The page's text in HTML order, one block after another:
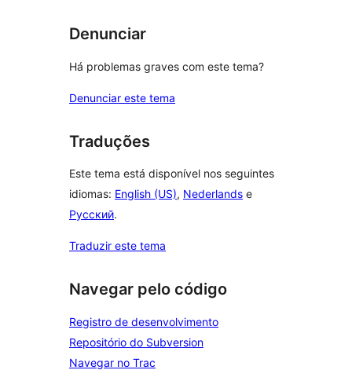
Denunciar
Há problemas graves com este tema?
Denunciar este tema
Traduções
Este tema está disponível nos seguintes
idiomas: English (US), Nederlands e
Русский.
Traduzir este tema
Navegar pelo código
Registro de desenvolvimento
Repositório do Subversion
Navegar no Trac